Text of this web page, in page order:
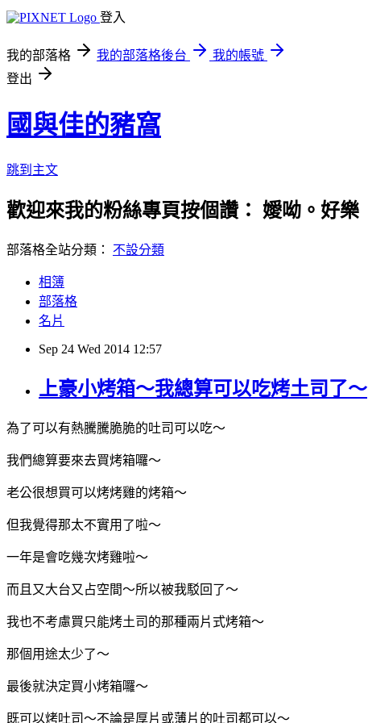
登入
我的部落格 我的部落格後台
我的帳號
登出
國與佳的豬窩
跳到主文
歡迎來我的粉絲專頁按個讚： 嬡呦。好樂
部落格全站分類： 不設分類
相簿
部落格
名片
Sep 24 Wed 2014 12:57
上豪小烤箱～我總算可以吃烤土司了～
為了可以有熱騰騰脆脆的吐司可以吃～
我們總算要來去買烤箱囉～
老公很想買可以烤烤雞的烤箱～
但我覺得那太不實用了啦～
一年是會吃幾次烤雞啦～
而且又大台又占空間～所以被我駁回了～
我也不考慮買只能烤土司的那種兩片式烤箱～
那個用途太少了～
最後就決定買小烤箱囉～
既可以烤吐司～不論是厚片或薄片的吐司都可以～